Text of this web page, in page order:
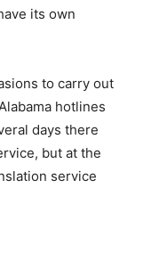
its own
to carry out
hotlines
days there
but at the
service